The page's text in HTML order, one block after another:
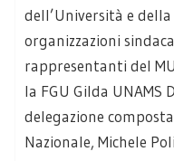
dell’Università e
organizzazioni
rappresentanti del
la FGU Gilda
delegazione
Nazionale, Michele